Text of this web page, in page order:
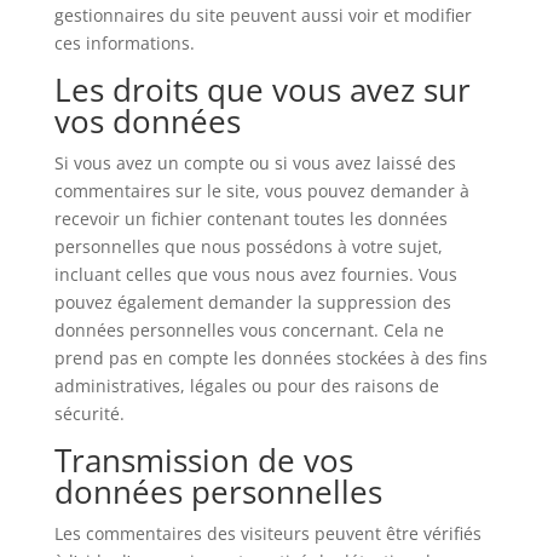
gestionnaires du site peuvent aussi voir et modifier
ces informations.
Les droits que vous avez sur
vos données
Si vous avez un compte ou si vous avez laissé des
commentaires sur le site, vous pouvez demander à
recevoir un fichier contenant toutes les données
personnelles que nous possédons à votre sujet,
incluant celles que vous nous avez fournies. Vous
pouvez également demander la suppression des
données personnelles vous concernant. Cela ne
prend pas en compte les données stockées à des fins
administratives, légales ou pour des raisons de
sécurité.
Transmission de vos
données personnelles
Les commentaires des visiteurs peuvent être vérifiés